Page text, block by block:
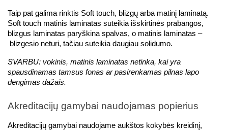
Taip pat galima rinktis Soft touch, blizgų arba matinį laminatą.
Soft touch matinis laminatas suteikia išskirtinės prabangos,
blizgus laminatas paryškina spalvas, o matinis laminatas –
blizgesio neturi, tačiau suteikia daugiau solidumo.
SVARBU: vokinis, matinis laminatas netinka, kai yra
spausdinamas tamsus fonas ar pasirenkamas pilnas lapo
dengimas dažais.
Akreditacijų gamybai naudojamas popierius
Akreditacijų gamybai naudojame aukštos kokybės kreidinį,